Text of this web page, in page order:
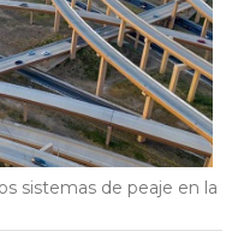
sistemas de peaje en la